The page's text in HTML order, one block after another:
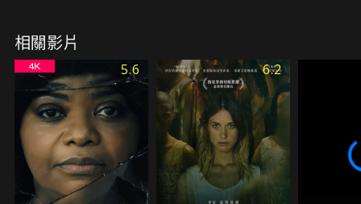
相關影片
5.6 6.2